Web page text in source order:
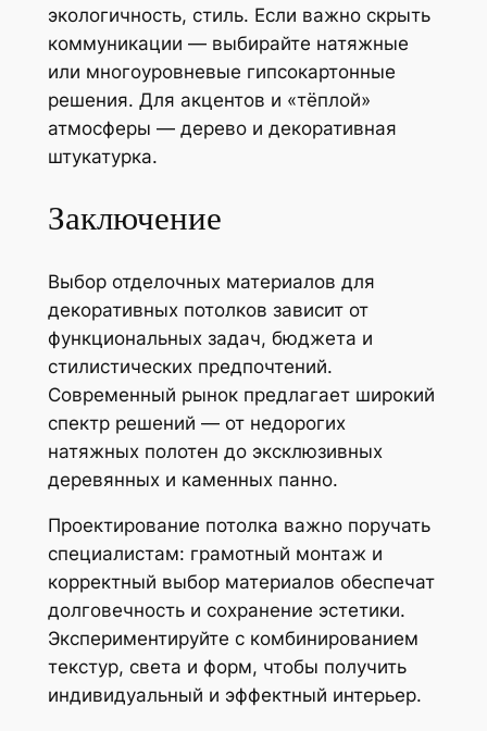
экологичность, стиль. Если важно скрыть
коммуникации — выбирайте натяжные
или многоуровневые гипсокартонные
решения. Для акцентов и «тёплой»
атмосферы — дерево и декоративная
штукатурка.
Заключение
Выбор отделочных материалов для
декоративных потолков зависит от
функциональных задач, бюджета и
стилистических предпочтений.
Современный рынок предлагает широкий
спектр решений — от недорогих
натяжных полотен до эксклюзивных
деревянных и каменных панно.
Проектирование потолка важно поручать
специалистам: грамотный монтаж и
корректный выбор материалов обеспечат
долговечность и сохранение эстетики.
Экспериментируйте с комбинированием
текстур, света и форм, чтобы получить
индивидуальный и эффектный интерьер.